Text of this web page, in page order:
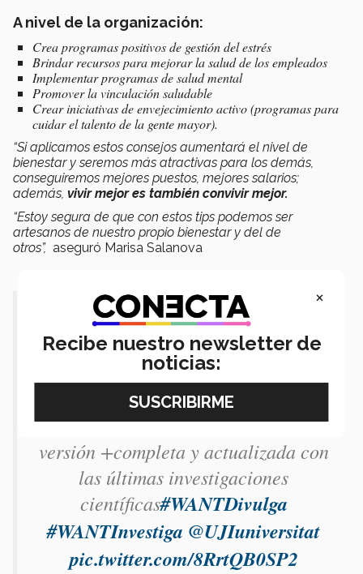
A nivel de la organización:
Crea programas positivos de gestión del estrés
Brindar recursos para mejorar la salud de los empleados
Implementar programas de salud mental
Promover la vinculación saludable
Crear iniciativas de envejecimiento activo (programas para
cuidar el talento de la gente mayor).
“Si aplicamos estos consejos aumentará el nivel de
bienestar y seremos más atractivas para los demás,
conseguiremos mejores puestos, mejores salarios;
además, vivir mejor es también convivir mejor.
“Estoy segura de que con estos tips podemos ser
artesanos de nuestro propio bienestar y del de
otros”, aseguró Marisa Salanova
📢 Nueva publicación 🥳
📚Tras el éxito del libro
de la Biblioteca de Psicología de El
País, sale en@ShackletonBooksuna
versión +completa y actualizada con
las últimas investigaciones
científicas#WANTDivulga
#WANTInvestiga @UJIuniversitat
pic.twitter.com/8RrtQB0SP2
×
Recibe nuestro newsletter de
noticias: